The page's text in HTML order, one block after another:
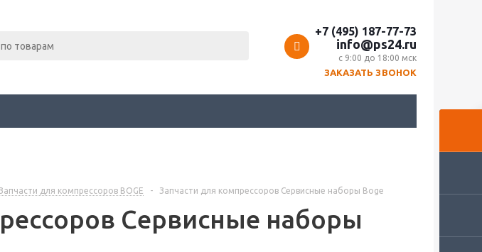
+7 (495) 187-77-73
info@ps24.ru
с 9:00 до 18:00 мск
ЗАКАЗАТЬ ЗВОНОК
Запчасти для компрессоров BOGE - Запчасти для компрессоров Сервисные наборы Boge
Сервисные наборы